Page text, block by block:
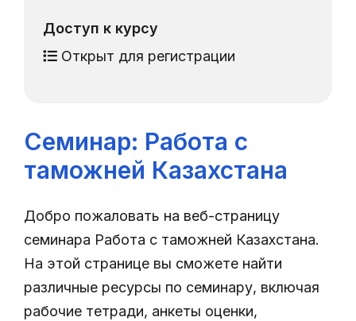
Доступ к курсу
Открыт для регистрации
Cеминар: Работа с
таможней Казахстана
Добро пожаловать на веб-страницу
семинара Работа с таможней Казахстана.
На этой странице вы сможете найти
различные ресурсы по семинару, включая
рабочие тетради, анкеты оценки,